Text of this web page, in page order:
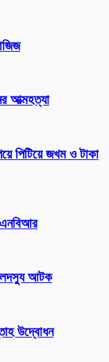
আত্মহত্যা
পিটিয়ে জখম ও টাকা
আটক
উদ্বোধন